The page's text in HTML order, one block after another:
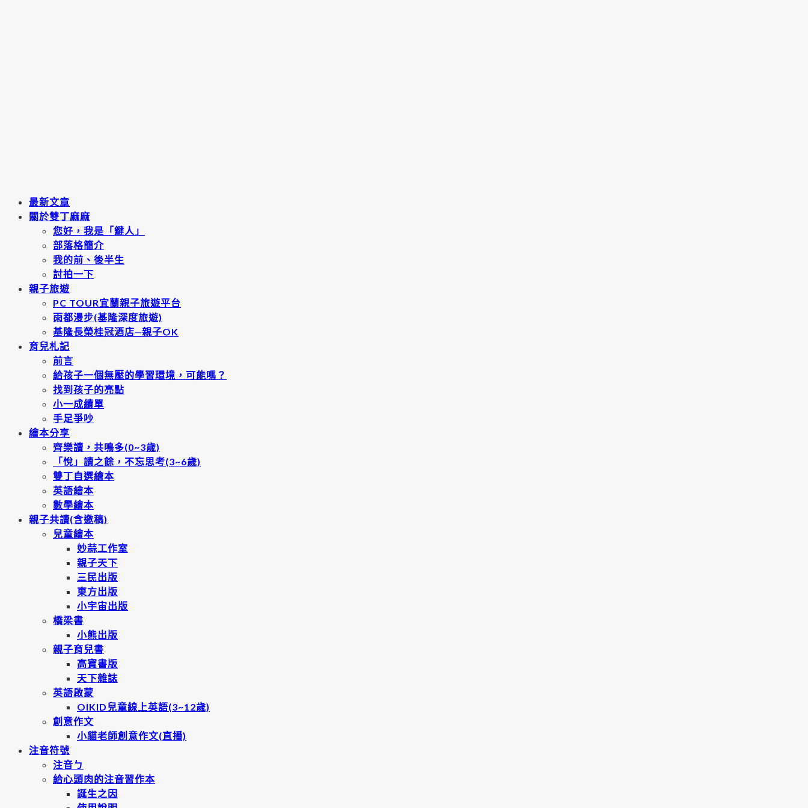
最新文章
關於雙丁麻麻
您好，我是「鍵人」
部落格簡介
我的前、後半生
討拍一下
親子旅遊
PC TOUR宜蘭親子旅遊平台
雨都漫步(基隆深度旅遊)
基隆長榮桂冠酒店─親子OK
育兒札記
前言
給孩子一個無壓的學習環境，可能嗎？
找到孩子的亮點
小一成績單
手足爭吵
繪本分享
齊樂讀，共鳴多(0~3歲)
「悅」讀之餘，不忘思考(3~6歲)
雙丁自選繪本
英語繪本
數學繪本
親子共讀(含邀稿)
兒童繪本
妙蒜工作室
親子天下
三民出版
東方出版
小宇宙出版
橋梁書
小熊出版
親子育兒書
高寶書版
天下雜誌
英語啟蒙
OIKID兒童線上英語(3~12歲)
創意作文
小貓老師創意作文(直播)
注音符號
注音ㄅ
給心頭肉的注音習作本
誕生之因